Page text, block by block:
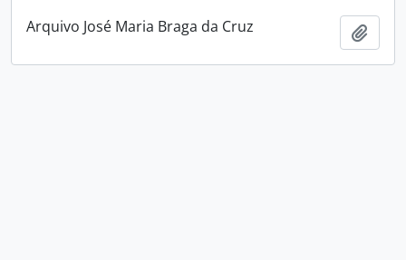
Arquivo José Maria Braga da Cruz